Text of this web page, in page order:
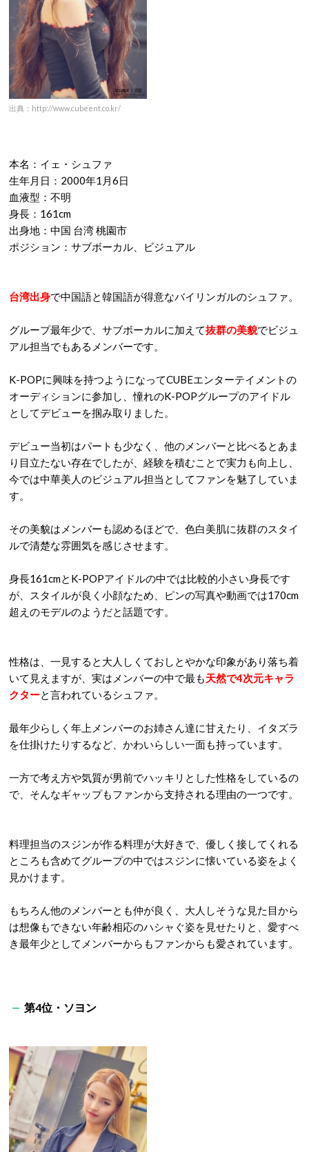
出典：http://www.cubeent.co.kr/
本名：イェ・シュファ
生年月日：2000年1月6日
血液型：不明
身長：161cm
出身地：中国 台湾 桃園市
ポジション：サブボーカル、ビジュアル
台湾出身で中国語と韓国語が得意なバイリンガルのシュファ。
グループ最年少で、サブボーカルに加えて抜群の美貌でビジュ
アル担当でもあるメンバーです。
K-POPに興味を持つようになってCUBEエンターテイメントの
オーディションに参加し、憧れのK-POPグループのアイドル
としてデビューを掴み取りました。
デビュー当初はパートも少なく、他のメンバーと比べるとあま
り目立たない存在でしたが、経験を積むことで実力も向上し、
今では中華美人のビジュアル担当としてファンを魅了していま
す。
その美貌はメンバーも認めるほどで、色白美肌に抜群のスタイ
ルで清楚な雰囲気を感じさせます。
身長161cmとK-POPアイドルの中では比較的小さい身長です
が、スタイルが良く小顔なため、ピンの写真や動画では170cm
超えのモデルのようだと話題です。
性格は、一見すると大人しくておしとやかな印象があり落ち着
いて見えますが、実はメンバーの中で最も天然で4次元キャラ
クターと言われているシュファ。
最年少らしく年上メンバーのお姉さん達に甘えたり、イタズラ
を仕掛けたりするなど、かわいらしい一面も持っています。
一方で考え方や気質が男前でハッキリとした性格をしているの
で、そんなギャップもファンから支持される理由の一つです。
料理担当のスジンが作る料理が大好きで、優しく接してくれる
ところも含めてグループの中ではスジンに懐いている姿をよく
見かけます。
もちろん他のメンバーとも仲が良く、大人しそうな見た目から
は想像もできない年齢相応のハシャぐ姿を見せたりと、愛すべ
き最年少としてメンバーからもファンからも愛されています。
第4位・ソヨン